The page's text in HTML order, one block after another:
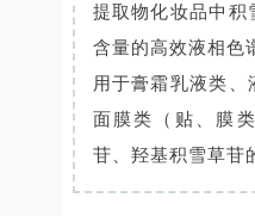
提取物化妆品中积
含量的高效液相色
用于膏霜乳液类、
面膜类（贴、膜
苷、羟基积雪草苷